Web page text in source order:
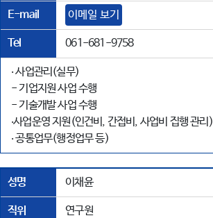
E-mail 이메일 보기
Tel 061-681-9758
‧ 사업관리(실무)
- 기업지원 사업 수행
- 기술개발 사업 수행
‧사업운영 지원(인건비, 간접비, 사업비 집행 관리)
‧ 공통업무(행정업무 등)
성명 이채윤
직위 연구원